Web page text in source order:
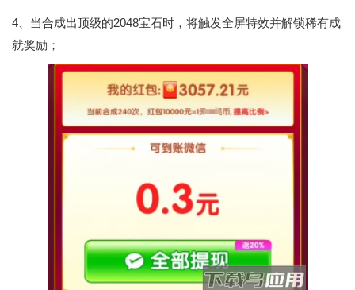
4、当合成出顶级的2048宝石时，将触发全屏特效并解锁稀有成
就奖励；